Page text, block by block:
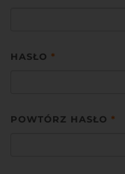
HASŁO *
POWTÓRZ HASŁO *